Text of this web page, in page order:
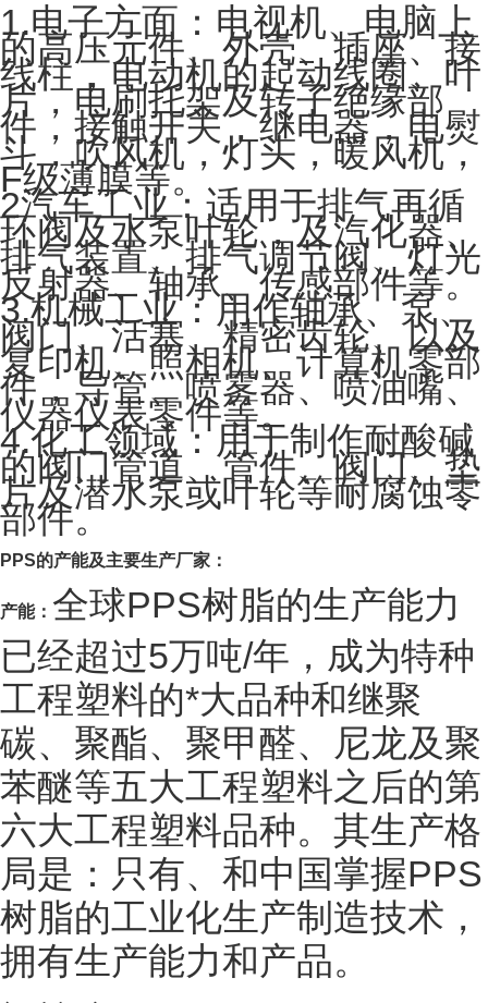
1.电子方面：电视机、电脑上
的高压元件、外壳、插座、接
线柱，电动机的起动线圈、叶
片，电刷托架及转子绝缘部
件，接触开关，继电器，电熨
斗，吹风机，灯头，暖风机，
F级薄膜等。
2汽车工业：适用于排气再循
环阀及水泵叶轮，及汽化器、
排气装置、排气调节阀、灯光
反射器、轴承、传感部件等。
3.机械工业：用作轴承、泵、
阀门、活塞、精密齿轮、以及
复印机、照相机、计算机零部
件，导管、喷雾器、喷油嘴、
仪器仪表零件等。
4.化工领域：用于制作耐酸碱
的阀门管道、管件、阀门、垫
片及潜水泵或叶轮等耐腐蚀零
部件。
PPS的产能及主要生产厂家：
产能： 全球PPS树脂的生产能力
已经超过5万吨/年，成为特种
工程塑料的*大品种和继聚
碳、聚酯、聚甲醛、尼龙及聚
苯醚等五大工程塑料之后的第
六大工程塑料品种。其生产格
局是：只有、和中国掌握PPS
树脂的工业化生产制造技术，
拥有生产能力和产品。